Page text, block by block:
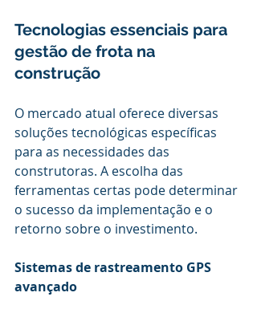
Tecnologias essenciais para
gestão de frota na
construção
O mercado atual oferece diversas
soluções tecnológicas específicas
para as necessidades das
construtoras. A escolha das
ferramentas certas pode determinar
o sucesso da implementação e o
retorno sobre o investimento.
Sistemas de rastreamento GPS
avançado